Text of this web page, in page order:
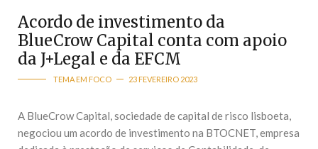
Acordo de investimento da
BlueCrow Capital conta com apoio
da J+Legal e da EFCM
TEMA EM FOCO 23 FEVEREIRO 2023
A BlueCrow Capital, sociedade de capital de risco lisboeta,
negociou um acordo de investimento na BTOCNET, empresa